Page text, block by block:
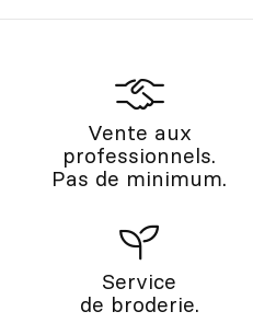
Vente aux
professionnels.
Pas de minimum.
Service
de broderie.